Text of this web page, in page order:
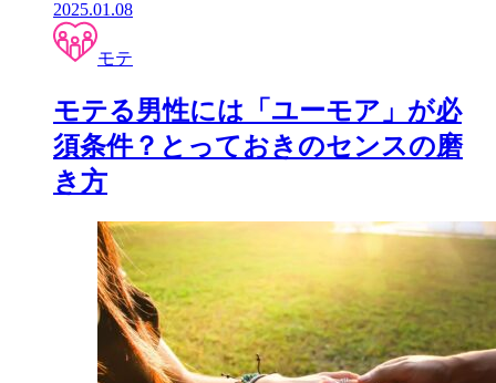
2025.01.08
モテ
モテる男性には「ユーモア」が必
須条件？とっておきのセンスの磨
き方